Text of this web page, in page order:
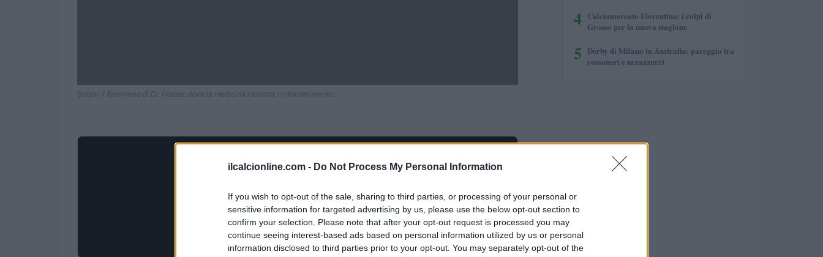
ilcalcionline.com - Do Not Process My Personal Information
If you wish to opt-out of the sale, sharing to third parties, or processing of your personal or
sensitive information for targeted advertising by us, please use the below opt-out section to
confirm your selection. Please note that after your opt-out request is processed you may
continue seeing interest-based ads based on personal information utilized by us or personal
information disclosed to third parties prior to your opt-out. You may separately opt-out of the
Scopri il fenomeno di Dr. House: dove la medicina incontra l'intrattenimento.
4 Calciomercato Fiorentina: i colpi di
Grosso per la nuova stagione
5 Derby di Milano in Australia: pareggio tra
rossoneri e nerazzurri